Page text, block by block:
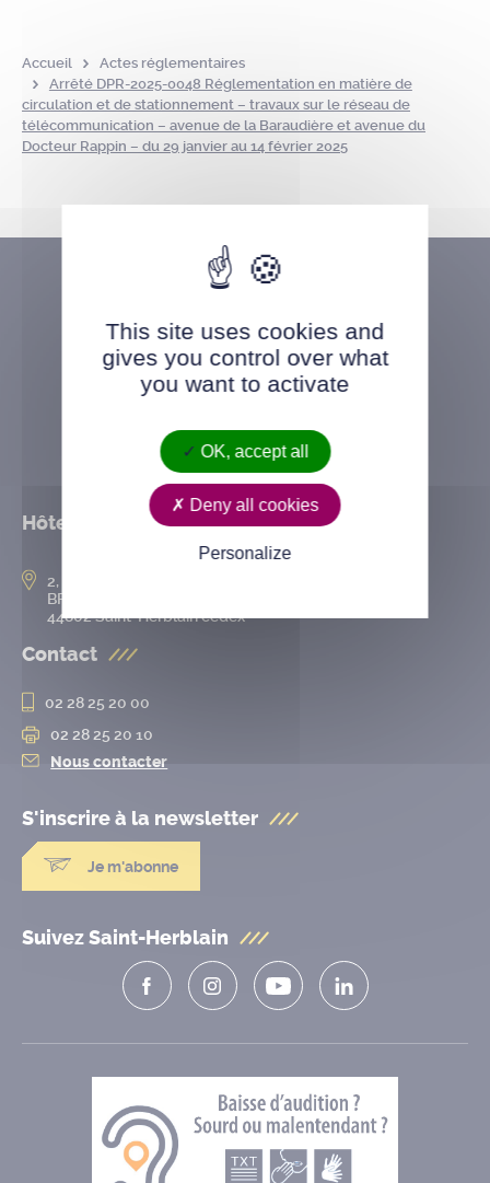
Accueil
Actes réglementaires
Arrêté DPR-2025-0048 Réglementation en matière de
circulation et de stationnement – travaux sur le réseau de
télécommunication – avenue de la Baraudière et avenue du
Docteur Rappin – du 29 janvier au 14 février 2025
Hôtel de ville
2, rue de l’Hôtel-de-Ville
BP 50167
44802 Saint-Herblain cedex
Contact
02 28 25 20 00
02 28 25 20 10
Nous contacter
S'inscrire à la newsletter
Je m'abonne
Suivez Saint-Herblain
This site uses cookies and
gives you control over what
you want to activate
OK, accept all
Deny all cookies
Personalize